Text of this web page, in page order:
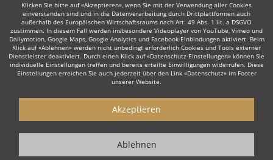
Klicken Sie bitte auf «Akzeptieren», wenn Sie mit der Verwendung aller Cookies
einverstanden sind und in die Datenverarbeitung durch Drittplattformen auch
außerhalb des Europäischen Wirtschaftsraums nach Art. 49 Abs. 1 lit. a DSGVO
zustimmen. In diesem Fall werden insbesondere Videoplayer von YouTube, Vimeo und
Dailymotion, Google Maps, Google Analytics und Facebook-Einbindungen aktiviert. Beim
Klick auf «Ablehnen» werden nicht unbedingt erforderlich Cookies und Tools externer
Dienstleister deaktiviert. Durch einen Klick auf «Datenschutz-Einstellungen» können Sie
individuelle Einstellungen treffen und bereits erteilte Einwilligungen widerrufen. Diese
Einstellungen erreichen Sie auch jederzeit über den Link «Datenschutz» im Footer
unserer Website.
Akzeptieren
Ablehnen